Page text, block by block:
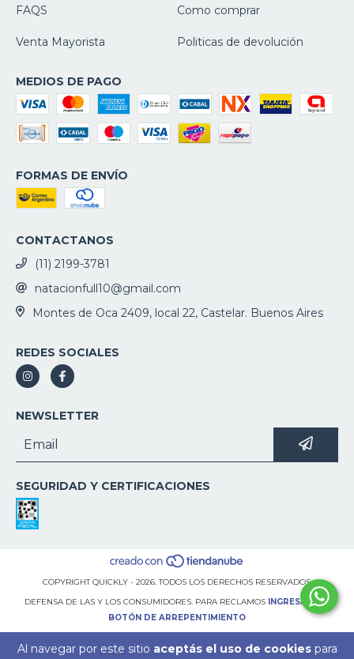
Al navegar por este sitio aceptás el uso de cookiespara
FAQS
Como comprar
Venta Mayorista Politicas de devolución
MEDIOS DE PAGO
FORMAS DE ENVÍO
CONTACTANOS
(11) 2199-3781
natacionfull10@gmail.com
Montes de Oca 2409, local 22, Castelar. Buenos Aires
REDES SOCIALES
NEWSLETTER
SEGURIDAD Y CERTIFICACIONES
COPYRIGHT QUICKLY - 2026. TODOS LOS DERECHOS RESERVADOS.
DEFENSA DE LAS Y LOS CONSUMIDORES. PARA RECLAMOS INGRESÁ ACÁ.
BOTÓN DE ARREPENTIMIENTO